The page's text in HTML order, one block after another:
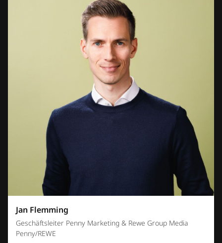
Jan Flemming
Geschäftsleiter Penny Marketing & Rewe Group Media
Penny/REWE